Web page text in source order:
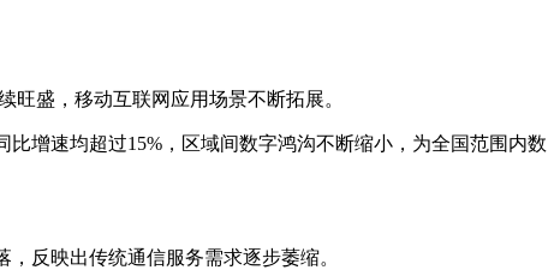
盛，移动互联网应用场景不断拓展。
增速均超过15%，区域间数字鸿沟不断缩小，为全国范围内数
反映出传统通信服务需求逐步萎缩。